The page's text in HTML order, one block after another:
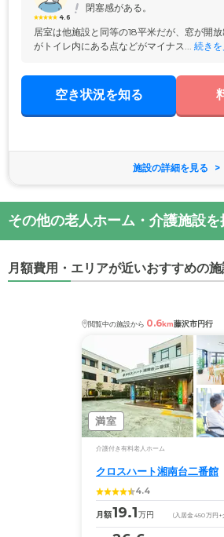
4.6
閉塞感がある。
居室は他施設と同等の18平米だが、窓が開
がトイレ内にある点などがマイナス... 続きを
空き状況を知る
施設の詳細を見る
その他の老人ホーム・介護施設を
月額費用・エリアが近いおすすめの
閲覧中の施設から 0.6km藤沢市円行
満室
介護付き有料老人ホーム
クロスハート湘南台二番館
4.4
月額19.1万円 (入居金450万円 +